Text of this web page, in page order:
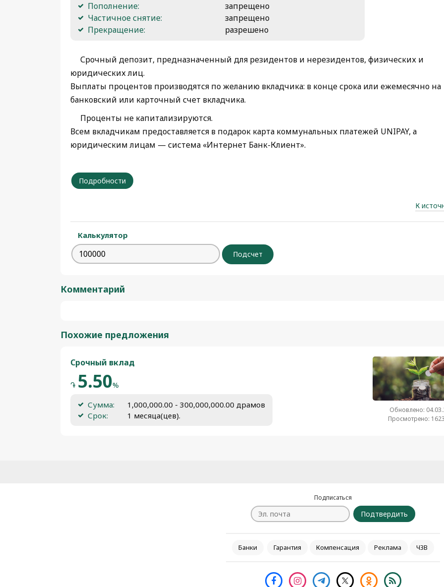
Пополнение:
запрещено
Частичное снятие:
запрещено
Прекращение:
разрешено
Срочный депозит, предназначенный для резидентов и нерезидентов, физических и
юридических лиц.
Выплаты процентов производятся по желанию вкладчика: в конце срока или ежемесячно на
банковский или карточный счет вкладчика.
Проценты не капитализируются.
Всем вкладчикам предоставляется в подарок карта коммунальных платежей UNIPAY, а
юридическим лицам — система «Интернет Банк-Клиент».
Подробности
К
Калькулятор
Комментарий
Похожие предложения
Обновлено:
Просмотрено:
Срочный вклад
֏ 5.50%
Сумма:
1,000,000.00 - 300,000,000.00 драмов
Срок:
1 месяца(цев).
Подписаться
Подтвердить
Банки Гарантия Компенсация Реклама ЧЗВ